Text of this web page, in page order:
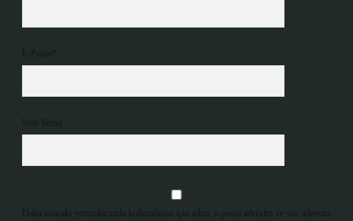
E-Posta*
Web Sitesi
Daha sonraki yorumlarımda kullanılması için adım, e-posta adresim ve site adresim